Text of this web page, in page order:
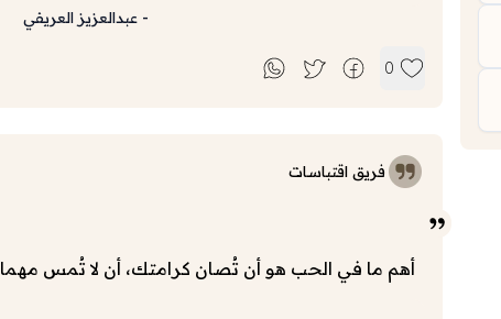
- عبدالعزيز العريفي
0
فريق اقتباسات
أهم ما في الحب هو أن تُصان كرامتك، أن لا تُمس